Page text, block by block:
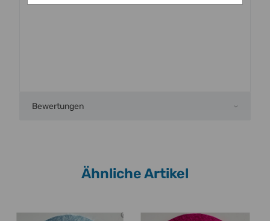
Bewertungen
Ähnliche Artikel